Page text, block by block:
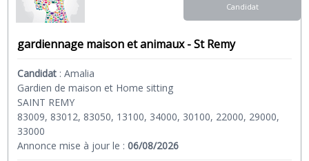
gardiennage maison et animaux - St Remy
Candidat :Amalia
Gardien de maison et Home sitting
SAINT REMY
83009, 83012, 83050, 13100, 34000, 30100, 22000, 29000,
33000
Annonce mise à jour le :06/08/2026
Candidat